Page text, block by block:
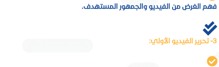
فهم الغرض من الفيديو والجمهور المستهدف.
3- تحرير الفيديو الأولي: